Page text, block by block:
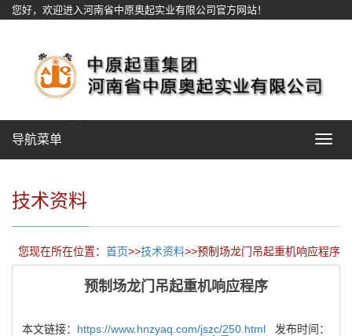
您好，欢迎进入河南省中原奥起实业有限公司官方网站！
Toggle
导航菜单
技术资料
您现在所在位置： 首页>>技术资料>>预制场龙门吊起重机响应程序
预制场龙门吊起重机响应程序
本文链接： https://www.hnzyaq.com/jszc/250.html 发布时间：